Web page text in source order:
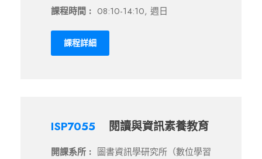
課程時間 : 08:10-14:10, 週日
課程詳細
ISP7055 閱讀與資訊素養教育
開課系所 : 圖書資訊學研究所（數位學習